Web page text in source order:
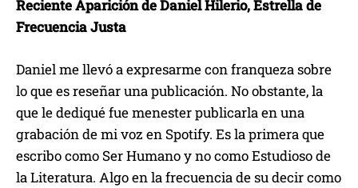
Reciente Aparición de Daniel Hilerio, Estrella de
Frecuencia Justa
Daniel me llevó a expresarme con franqueza sobre
lo que es reseñar una publicación. No obstante, la
que le dediqué fue menester publicarla en una
grabación de mi voz en Spotify. Es la primera que
escribo como Ser Humano y no como Estudioso de
la Literatura. Algo en la frecuencia de su decir como